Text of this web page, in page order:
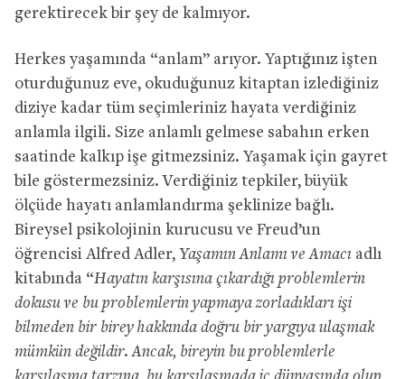
gerektirecek bir şey de kalmıyor.
Herkes yaşamında “anlam” arıyor. Yaptığınız işten
oturduğunuz eve, okuduğunuz kitaptan izlediğiniz
diziye kadar tüm seçimleriniz hayata verdiğiniz
anlamla ilgili. Size anlamlı gelmese sabahın erken
saatinde kalkıp işe gitmezsiniz. Yaşamak için gayret
bile göstermezsiniz. Verdiğiniz tepkiler, büyük
ölçüde hayatı anlamlandırma şeklinize bağlı.
Bireysel psikolojinin kurucusu ve Freud’un
öğrencisi Alfred Adler, Yaşamın Anlamı ve Amacı adlı
kitabında “Hayatın karşısına çıkardığı problemlerin
dokusu ve bu problemlerin yapmaya zorladıkları işi
bilmeden bir birey hakkında doğru bir yargıya ulaşmak
mümkün değildir. Ancak, bireyin bu problemlerle